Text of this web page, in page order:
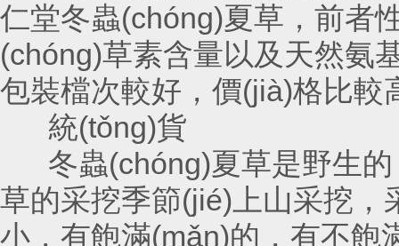
仁堂冬蟲(chóng)夏草，前
(chóng)草素含量以及天然氨基
包裝檔次較好，價(jià)格比較高
統(tǒng)貨
冬蟲(chóng)夏草是野生的
草的采挖季節(jié)上山采挖
小，有飽滿(mǎn)的，有